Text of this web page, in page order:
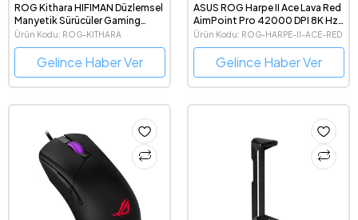
ROG Kithara HIFIMAN Düzlemsel
Manyetik Sürücüler Gaming
Headset Kulaklık
Ürün Kodu: ROG-KITHARA
Gelince Haber Ver
ASUS ROG Harpe II Ace Lava Red
AimPoint Pro 42000 DPI 8K Hz
Kablosuz Kırmızı Gaming Mouse
Ürün Kodu: ROG-HARPE-II-ACE-RED
Gelince Haber Ver